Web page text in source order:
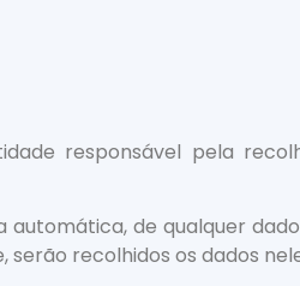
responsável pela
de qualquer
recolhidos os dados